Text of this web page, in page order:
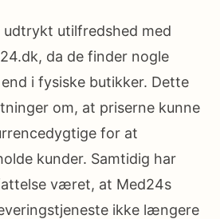
udtrykt utilfredshed med
da de finder nogle
i fysiske butikker. Dette
om, at priserne kunne
for at
kunder. Samtidig har
været, at Med24s
ikke længere